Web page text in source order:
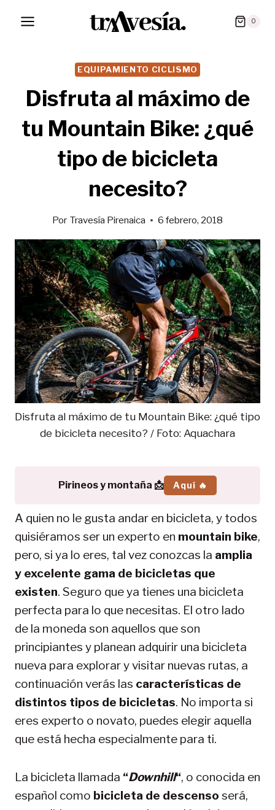
0
EQUIPAMIENTO CICLISMO
Disfruta al máximo de
tu Mountain Bike: ¿qué
tipo de bicicleta
necesito?
Por Travesía Pirenaica 6 febrero, 2018
Disfruta al máximo de tu Mountain Bike: ¿qué tipo
de bicicleta necesito? / Foto: Aquachara
Pirineos y montaña 📩 Aquí 🔥
A quien no le gusta andar en bicicleta, y todos
quisiéramos ser un experto en mountain bike,
pero, si ya lo eres, tal vez conozcas la amplia
y excelente gama de bicicletas que
existen. Seguro que ya tienes una bicicleta
perfecta para lo que necesitas. El otro lado
de la moneda son aquellos que son
principiantes y planean adquirir una bicicleta
nueva para explorar y visitar nuevas rutas, a
continuación verás las características de
distintos tipos de bicicletas. No importa si
eres experto o novato, puedes elegir aquella
que está hecha especialmente para ti.
La bicicleta llamada “Downhill“, o conocida en
español como bicicleta de descenso será,